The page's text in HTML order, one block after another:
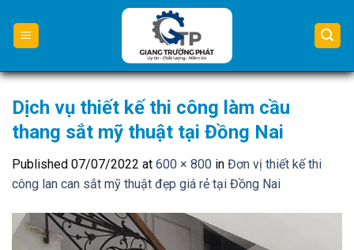
content
Dịch vụ thiết kế thi công làm cầu
thang sắt mỹ thuật tại Đồng Nai
Published 07/07/2022 at 600 × 800 in Đơn vị thiết kế thi
công lan can sắt mỹ thuật đẹp giá rẻ tại Đồng Nai